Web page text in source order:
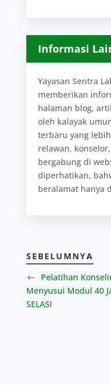
Informasi
Yayasan Sentra
memberikan
halaman blog,
oleh kalayak
terbaru yang
relawan,
bergabung di
diperhatikan,
beralamat hanya
SEBELUMNYA
Pelatihan
Menyusui Modul 40
SELASI